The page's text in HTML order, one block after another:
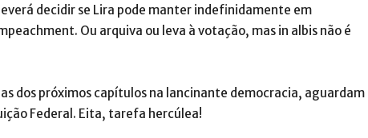
decidir se Lira pode manter indefinidamente em
Ou arquiva ou leva à votação, mas in albis não é
dos próximos capítulos na lancinante democracia, aguardam
Federal. Eita, tarefa hercúlea!